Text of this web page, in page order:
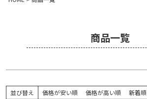
商品一覧
並び替え 価格が安い順 価格が高い順 新着順